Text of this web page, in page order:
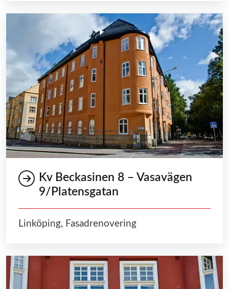
Kv Beckasinen 8 – Vasavägen
9/Platensgatan
Linköping, Fasadrenovering